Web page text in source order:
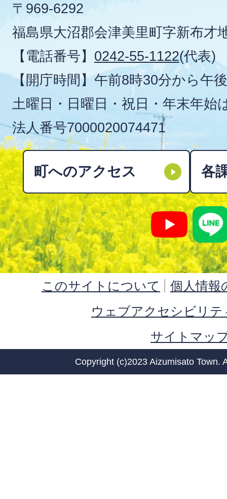
〒969-6292
福島県大沼郡会津美里町字新布才
【電話番号】 0242-55-1122(代表)
【開庁時間】午前8時30分から午
土曜日・日曜日・祝日・年末年始
法人番号7000020074471
町へのアクセス 各
このサイトについて
個人情報
ウェブアクセシビリ
サイトマッ
Copyright (c)2023 Aizumisato Town.